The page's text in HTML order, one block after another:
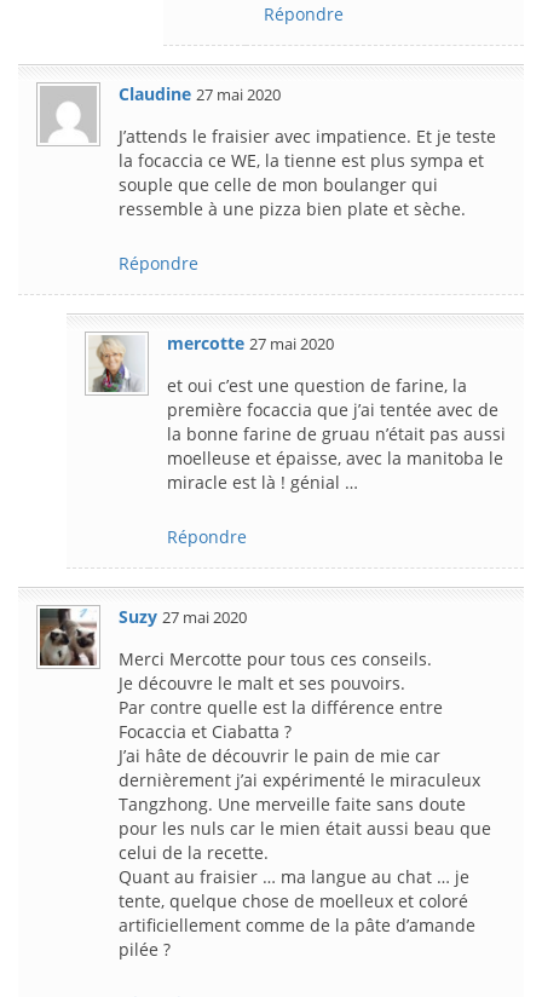
Répondre
Claudine 27 mai 2020
J’attends le fraisier avec impatience. Et je teste
la focaccia ce WE, la tienne est plus sympa et
souple que celle de mon boulanger qui
ressemble à une pizza bien plate et sèche.
Répondre
mercotte 27 mai 2020
et oui c’est une question de farine, la
première focaccia que j’ai tentée avec de
la bonne farine de gruau n’était pas aussi
moelleuse et épaisse, avec la manitoba le
miracle est là ! génial …
Répondre
Suzy 27 mai 2020
Merci Mercotte pour tous ces conseils.
Je découvre le malt et ses pouvoirs.
Par contre quelle est la différence entre
Focaccia et Ciabatta ?
J’ai hâte de découvrir le pain de mie car
dernièrement j’ai expérimenté le miraculeux
Tangzhong. Une merveille faite sans doute
pour les nuls car le mien était aussi beau que
celui de la recette.
Quant au fraisier … ma langue au chat … je
tente, quelque chose de moelleux et coloré
artificiellement comme de la pâte d’amande
pilée ?